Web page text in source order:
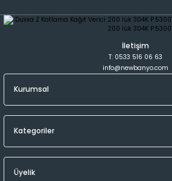
İletişim
T: 0533 516 06 63
info@newbanyo.com
Kurumsal
Kategoriler
Üyelik